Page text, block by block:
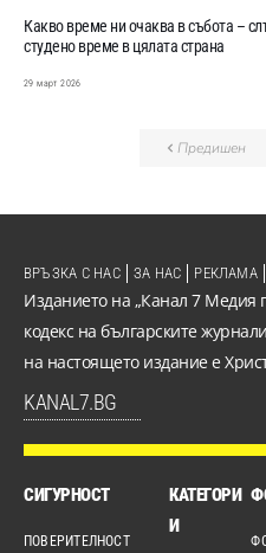
Какво време ни очаква в събота –
студено време в цялата страна
29 март 2026
Предишен
Изданието на „Канал 7 Медия
кодекс на българските
на настоящето издание е
KANAL7.BG
ВРЪЗКА С НАС ЗА НАС РЕКЛАМА
СИГУРНОСТ
ПОВЕРИТЕЛНОСТ
КАТЕГОРИ
И